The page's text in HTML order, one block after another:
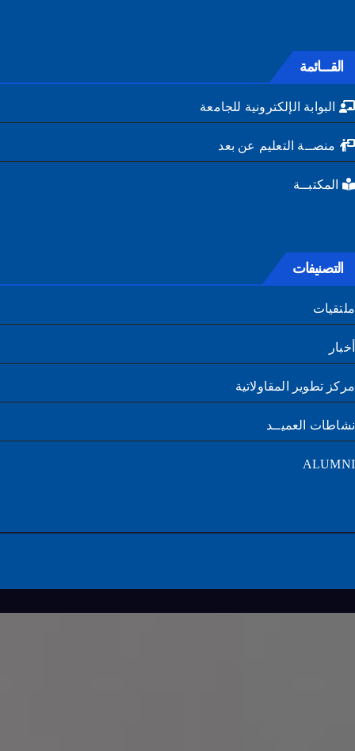
القـــائمة
البوابة الإلكترونية للجامعة
منصــة التعليم عن بعد
المكتبــة
التصنيفات
تطوير المقاولاتية
العميــد